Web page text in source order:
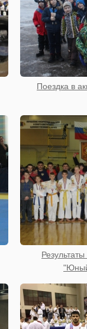
Поездка в